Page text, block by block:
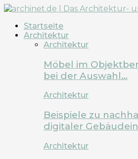
Startseite
Architektur
Architektur
Möbel im
bei der Auswahl…
Architektur
Beispiele zu
digitaler
Architektur